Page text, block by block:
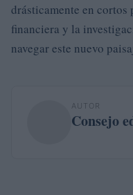
drásticamente en
financiera y la
navegar este nuevo
AUTOR
Consejo